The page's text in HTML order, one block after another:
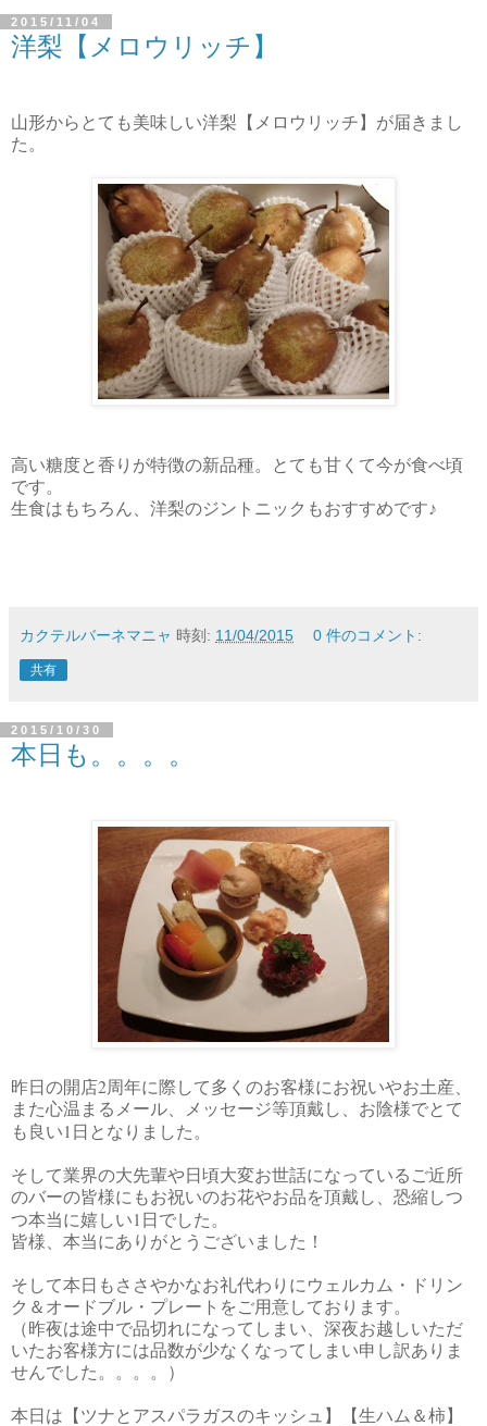
2015/11/04
洋梨【メロウリッチ】
山形からとても美味しい洋梨【メロウリッチ】が届きまし
た。
高い糖度と香りが特徴の新品種。とても甘くて今が食べ頃
です。
生食はもちろん、洋梨のジントニックもおすすめです♪
カクテルバーネマニャ 時刻: 11/04/2015 0 件のコメント:
共有
2015/10/30
本日も。。。。
昨日の開店2周年に際して多くのお客様にお祝いやお土産、
また心温まるメール、メッセージ等頂戴し、お陰様でとて
も良い1 日となりました。
そして業界の大先輩や日頃大変お世話になっているご近所
のバーの皆様にもお祝いのお花やお品を頂戴し、恐縮しつ
つ本当に嬉しい1 日でした。
皆様、本当にありがとうございました！
そして本日もささやかなお礼代わりにウェルカム・ドリン
ク＆オードブル・プレートをご用意しております。
（昨夜は途中で品切れになってしまい、深夜お越しいただ
いたお客様方には品数が少なくなってしまい申し訳ありま
せんでした。。。。）
本日は【ツナとアスパラガスのキッシュ】【生ハム＆柿】